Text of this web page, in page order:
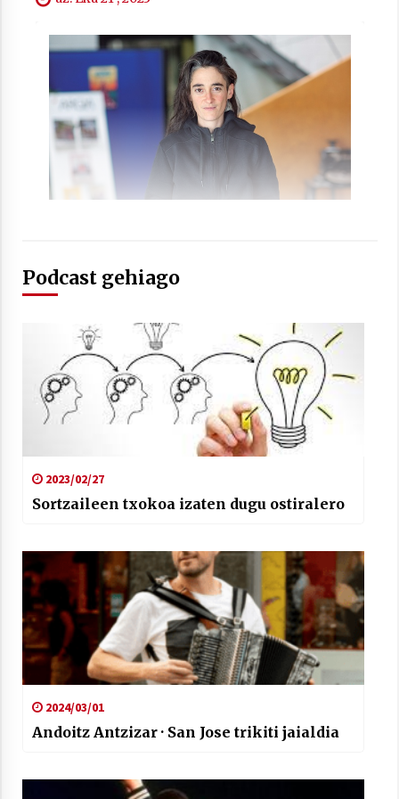
Arrosaren laburpen bideoa Hamaika
Telebistaren eskutik
2021/06/30
Podcast gehiago
2023/02/27
Sortzaileen txokoa izaten dugu ostiralero
2024/03/01
Andoitz Antzizar · San Jose trikiti jaialdia